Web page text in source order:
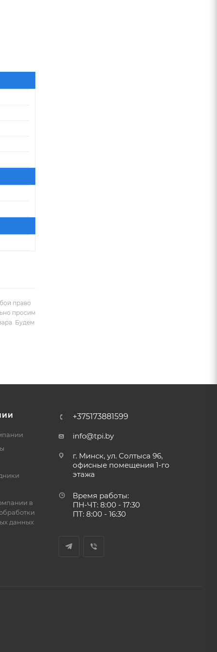
право
просим
Будем
в
данных
+375173881599
info@tpi.by
г. Минск, ул. Солтыса 96,
офисные помещения 1-го
этажа
Время работы:
ПН-ЧТ: 8:00 - 17:30
ПТ: 8:00 - 16:30